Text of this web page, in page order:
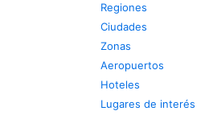
Regiones
Ciudades
Zonas
Aeropuertos
Hoteles
Lugares de interés